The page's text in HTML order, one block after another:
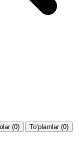
(0) To‘plamlar (0)